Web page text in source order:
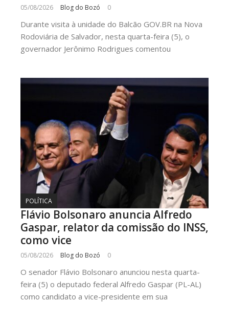
05/08/2026 Blog do Bozó 0
Durante visita à unidade do Balcão GOV.BR na Nova
Rodoviária de Salvador, nesta quarta-feira (5), o
governador Jerônimo Rodrigues comentou
POLÍTICA
Flávio Bolsonaro anuncia Alfredo
Gaspar, relator da comissão do INSS,
como vice
05/08/2026 Blog do Bozó 0
O senador Flávio Bolsonaro anunciou nesta quarta-
feira (5) o deputado federal Alfredo Gaspar (PL-AL)
como candidato a vice-presidente em sua